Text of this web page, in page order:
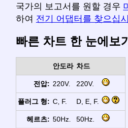
국가의 보고서를 원할 경우
하여 전기 어댑터를 찾으십
빠른 차트 한 눈에보기
안도라 차드
전압: 220V. 220V.
플러그 형: C, F. D, E, F.
헤르츠: 50Hz. 50Hz.